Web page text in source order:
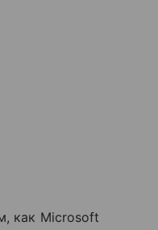
как Microsoft